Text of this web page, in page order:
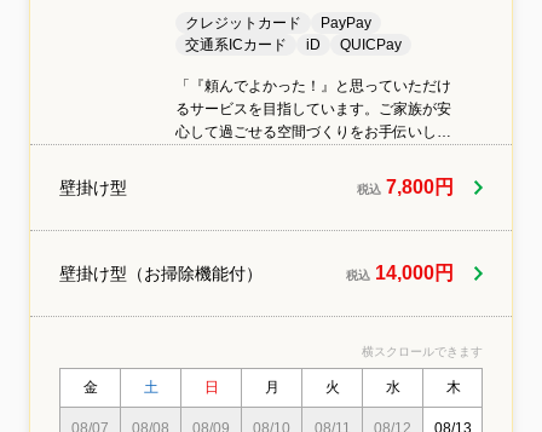
クレジットカード
PayPay
交通系ICカード
iD QUICPay
「『頼んでよかった！』と思っていただけ
るサービスを目指しています。ご家族が安
心して過ごせる空間づくりをお手伝いしま
壁掛け型 税込 7,800円
壁掛け型（お掃除機能付） 税込 14,000円
横スクロールできます
金 土 日 月 火 水 木
08/07
08/08
08/09
08/10
08/11
08/12
08/13